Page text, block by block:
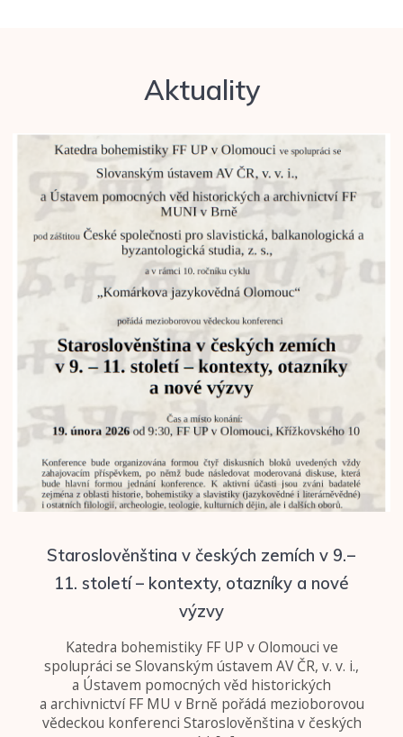
Aktuality
Staroslověnština v českých zemích v 9. –
11. století – kontexty, otazníky a nové
výzvy
Katedra bohemistiky FF UP v Olomouci ve
spolupráci se Slovanským ústavem AV ČR, v. v. i.,
a Ústavem pomocných věd historických
a archivnictví FF MU v Brně pořádá mezioborovou
vědeckou konferenci Staroslověnština v českých